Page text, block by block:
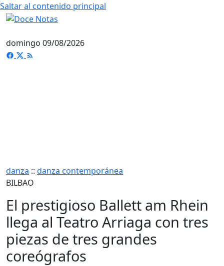
Saltar al contenido principal
domingo 09/08/2026
danza :: danza contemporánea
BILBAO
El prestigioso Ballett am Rhein
llega al Teatro Arriaga con tres
piezas de tres grandes
coreógrafos